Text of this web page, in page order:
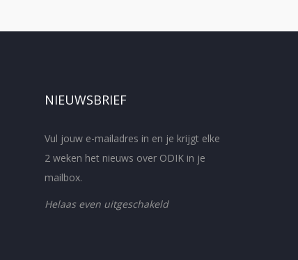
NIEUWSBRIEF
Vul jouw e-mailadres in en je krijgt elke
2 weken het nieuws over ODIK in je
mailbox.
Helaas even uitgeschakeld